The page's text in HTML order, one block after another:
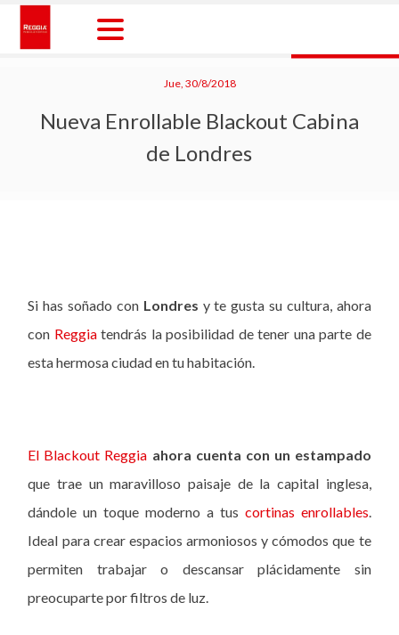
Skip
content
Jue, 30/8/2018
Nueva Enrollable Blackout Cabina
de Londres
Si has soñado con Londres y te gusta su cultura, ahora
con Reggiatendrás la posibilidad de tener una parte de
esta hermosa ciudad en tu habitación.
El Blackout Reggia ahora cuenta con un estampado
que trae un maravilloso paisaje de la capital inglesa,
dándole un toque moderno a tus cortinas enrollables.
Ideal para crear espacios armoniosos y cómodos que te
permiten trabajar o descansar plácidamente sin
preocuparte por filtros de luz.